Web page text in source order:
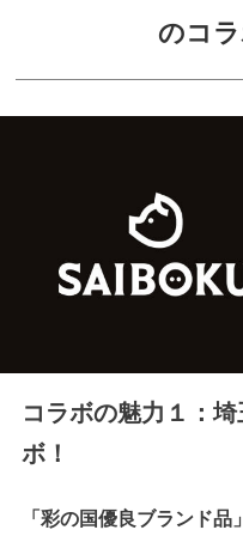
のコ
コラボの魅力１：
ボ！
「彩の国優良ブランド